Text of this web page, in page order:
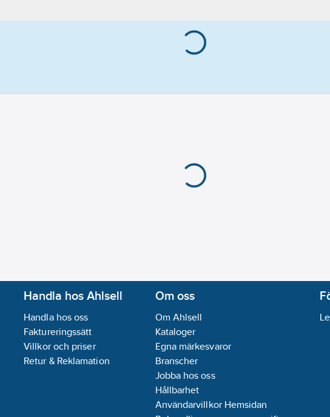
Handla hos Ahlsell
Handla hos oss
Faktureringssätt
Villkor och priser
Retur & Reklamation
Om oss
Om Ahlsell
Kataloger
Egna märkesvaror
Branscher
Jobba hos oss
Hållbarhet
Användarvillkor Hemsidan